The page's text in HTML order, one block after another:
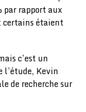
par rapport aux
certains étaient
c’est un
l’étude, Kevin
de recherche sur